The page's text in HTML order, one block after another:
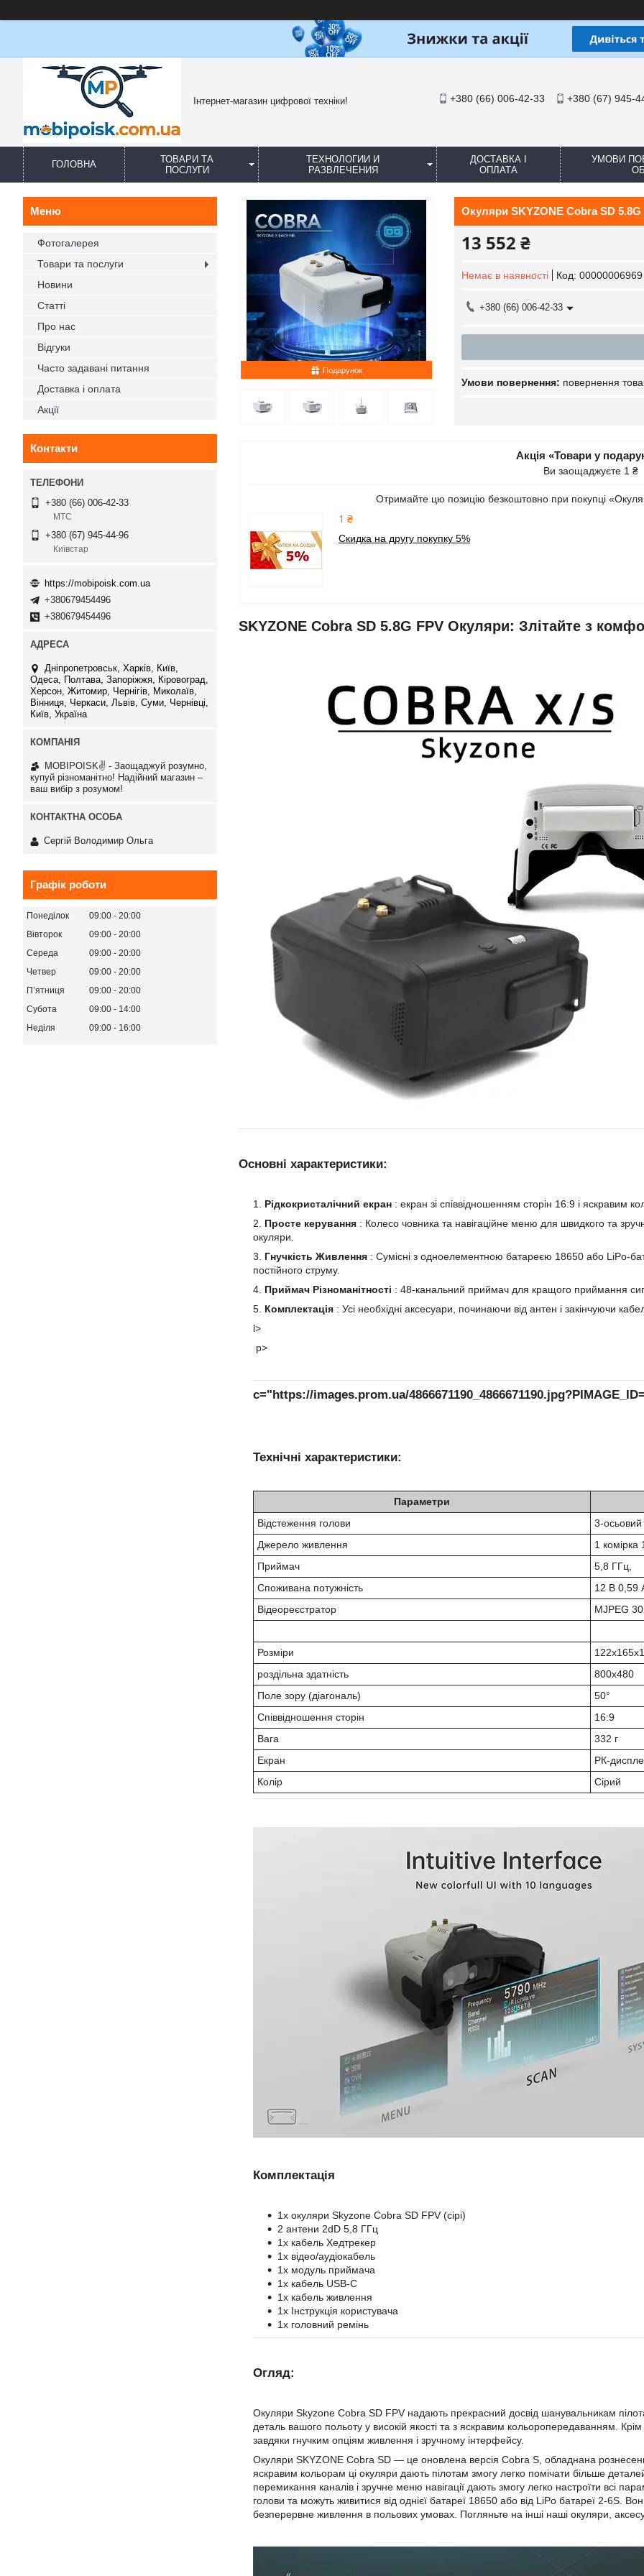
Інтернет-магазин цифрової техніки! +380 (66) 006-42-33 +380 (67) 945-
ГОЛОВНА
ТОВАРИ ТА
ПОСЛУГИ
ТЕХНОЛОГИИ И
РАЗВЛЕЧЕНИЯ
ДОСТАВКА І
ОПЛАТА
УМОВИ
Подарунок
Окуляри SKYZONE Cobra SD 5.8G
13 552 ₴
Немає в наявності Код: 00000006969
+380 (66) 006-42-33
повернення
Акція «Товари у
Ви заощаджуєте 1 ₴
Отримайте цю позицію безкоштовно при покупці
1 ₴
Скидка на другу покупку 5%
SKYZONE Cobra SD 5.8G FPV Окуляри: Злітайте з
Основні характеристики:
Рідкокристалічний екран : екран зі співвідношенням сторін 16:9 і яскравим
Просте керування : Колесо човника та навігаційне меню для швидкого та
окуляри.
Гнучкість Живлення : Сумісні з одноелементною батареєю 18650 або LiPo-
постійного струму.
Приймач Різноманітності : 48-канальний приймач для кращого приймання
Комплектація : Усі необхідні аксесуари, починаючи від антен і закінчуючи
l>
p>
c="https://images.prom.ua/
Технічні характеристики:
Параметри
Відстеження голови
3-осьовий
Джерело живлення
1 комірка
Приймач
5,8 ГГц,
Споживана потужність
12 В 0,59
Відеореєстратор
MJPEG
Розміри
роздільна здатність
800x480
Поле зору (діагональ)
50°
Співвідношення сторін
16:9
Вага
332 г
Екран
РК-
Колір
Сірий
Комплектація
1x окуляри Skyzone Cobra SD FPV (сірі)
2 антени 2dD 5,8 ГГц
1x кабель Хедтрекер
1x відео/аудіокабель
1x модуль приймача
1x кабель USB-C
1x кабель живлення
1x Інструкція користувача
1x головний ремінь
Огляд:
Окуляри Skyzone Cobra SD FPV надають прекрасний досвід шанувальникам
деталь вашого польоту у високій якості та з яскравим кольоропередаванням.
завдяки гнучким опціям живлення і зручному інтерфейсу.
Окуляри SKYZONE Cobra SD — це оновлена версія Cobra S, обладнана
яскравим кольорам ці окуляри дають пілотам змогу легко помічати більше
перемикання каналів і зручне меню навігації дають змогу легко настроїти всі
голови та можуть живитися від однієї батареї 18650 або від LiPo батареї 2-6S.
безперервне живлення в польових умовах. Погляньте на інші наші окуляри,
Фотогалерея
Товари та послуги
Новини
Статті
Про нас
Відгуки
Часто задавані питання
Доставка і оплата
Акції
Контакти
+380 (66) 006-42-33
МТС
+380 (67) 945-44-96
Київстар
https://mobipoisk.com.ua
+380679454496
+380679454496
Дніпропетровськ, Харків, Київ,
Одеса, Полтава, Запоріжжя, Кіровоград,
Херсон, Житомир, Чернігів, Миколаїв,
Вінниця, Черкаси, Львів, Суми, Чернівці,
Київ, Україна
MOBIPOISK✌ - Заощаджуй розумно,
купуй різноманітно! Надійний магазин –
ваш вибір з розумом!
Сергій Володимир Ольга
Графік роботи
Понеділок 09:00
20:00
Вівторок
09:00
20:00
Середа
09:00
20:00
Четвер
09:00
20:00
Пʼятниця
09:00
20:00
Субота
09:00
14:00
Неділя
09:00 16:00